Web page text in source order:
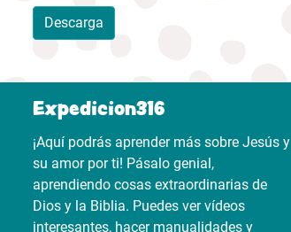
Descarga
Expedicion316
¡Aquí podrás aprender más sobre Jesús y
su amor por ti! Pásalo genial,
aprendiendo cosas extraordinarias de
Dios y la Biblia. Puedes ver vídeos
interesantes, hacer manualidades y